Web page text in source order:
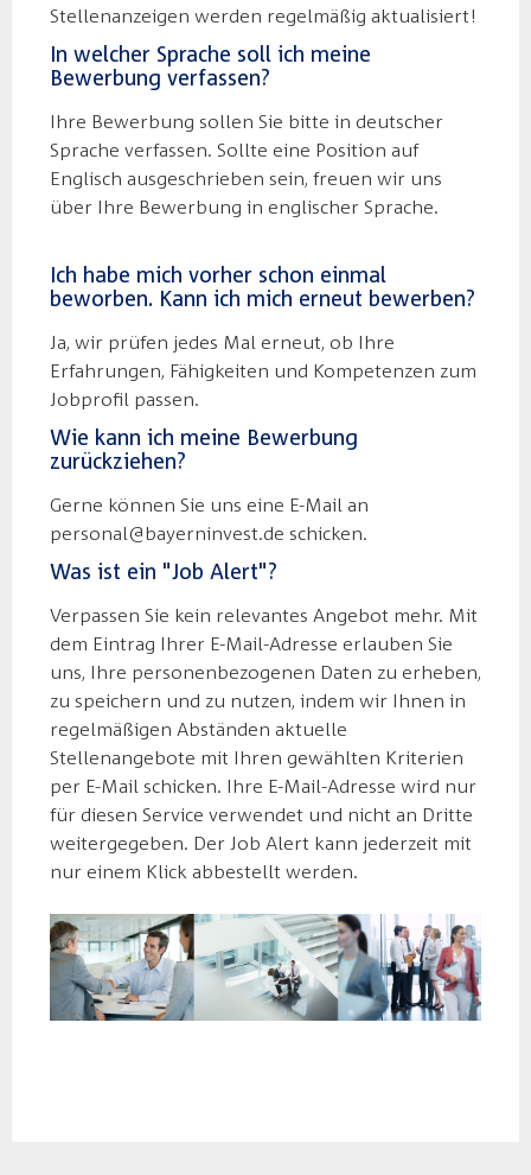
Stellenanzeigen werden regelmäßig aktualisiert!
In welcher Sprache soll ich meine
Bewerbung verfassen?
Ihre Bewerbung sollen Sie bitte in deutscher
Sprache verfassen. Sollte eine Position auf
Englisch ausgeschrieben sein, freuen wir uns
über Ihre Bewerbung in englischer Sprache.
Ich habe mich vorher schon einmal
beworben. Kann ich mich erneut bewerben?
Ja, wir prüfen jedes Mal erneut, ob Ihre
Erfahrungen, Fähigkeiten und Kompetenzen zum
Jobprofil passen.
Wie kann ich meine Bewerbung
zurückziehen?
Gerne können Sie uns eine E-Mail an
personal@bayerninvest.de schicken.
Was ist ein "Job Alert"?
Verpassen Sie kein relevantes Angebot mehr. Mit
dem Eintrag Ihrer E-Mail-Adresse erlauben Sie
uns, Ihre personenbezogenen Daten zu erheben,
zu speichern und zu nutzen, indem wir Ihnen in
regelmäßigen Abständen aktuelle
Stellenangebote mit Ihren gewählten Kriterien
per E-Mail schicken. Ihre E-Mail-Adresse wird nur
für diesen Service verwendet und nicht an Dritte
weitergegeben. Der Job Alert kann jederzeit mit
nur einem Klick abbestellt werden.